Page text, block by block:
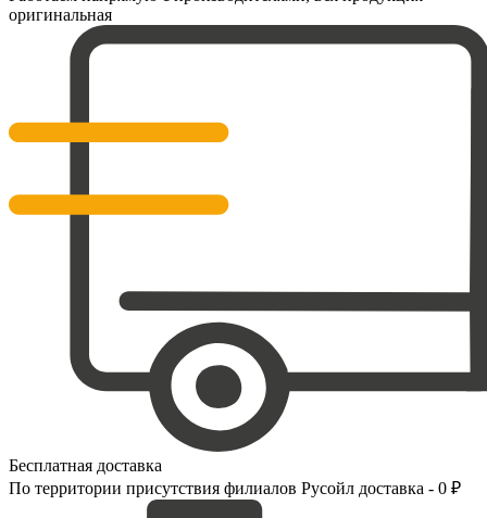
оригинальная
Бесплатная доставка
По территории присутствия филиалов Русойл доставка - 0 ₽